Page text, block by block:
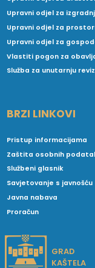
Upravni odjel za
Upravni odjel za
Upravni odjel za
Vlastiti pogon za
Služba za unutarnju
BRZI LINKOVI
Pristup informacijama
Zaštita osobnih
Službeni glasnik
Savjetovanje s javnošću
Javna nabava
Proračun
GRAD
KAŠTELA